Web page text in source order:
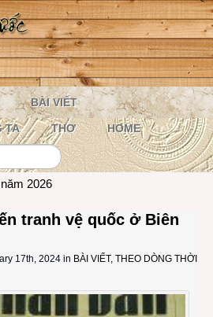
BÀI VIẾT
TA THƠ HOME
2026
tranh vệ quốc ở Biên
17th, 2024 in BÀI VIẾT, THEO DÒNG THỜI